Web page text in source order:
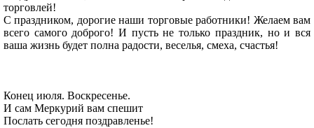
торговлей!
С праздником, дорогие наши торговые работники! Желаем вам
всего самого доброго! И пусть не только праздник, но и вся
ваша жизнь будет полна радости, веселья, смеха, счастья!
Конец июля. Воскресенье.
И сам Меркурий вам спешит
Послать сегодня поздравленье!